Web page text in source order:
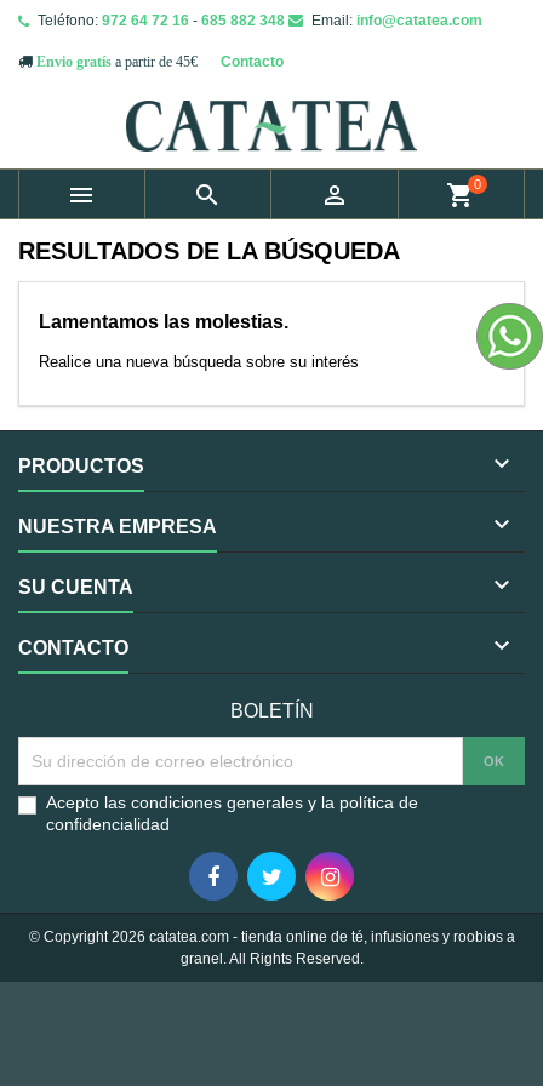
Teléfono: 972 64 72 16 - 685 882 348 Email: info@catatea.com
Envio gratís a partir de 45€ Contacto
   shopping_cart0
RESULTADOS DE LA BÚSQUEDA
Lamentamos las molestias.
Realice una nueva búsqueda sobre su interés
PRODUCTOS 
NUESTRA EMPRESA 
SU CUENTA 
CONTACTO 
BOLETÍN
Acepto las condiciones generales y la política de
confidencialidad
© Copyright 2026 catatea.com - tienda online de té, infusiones y roobios a
granel. All Rights Reserved.